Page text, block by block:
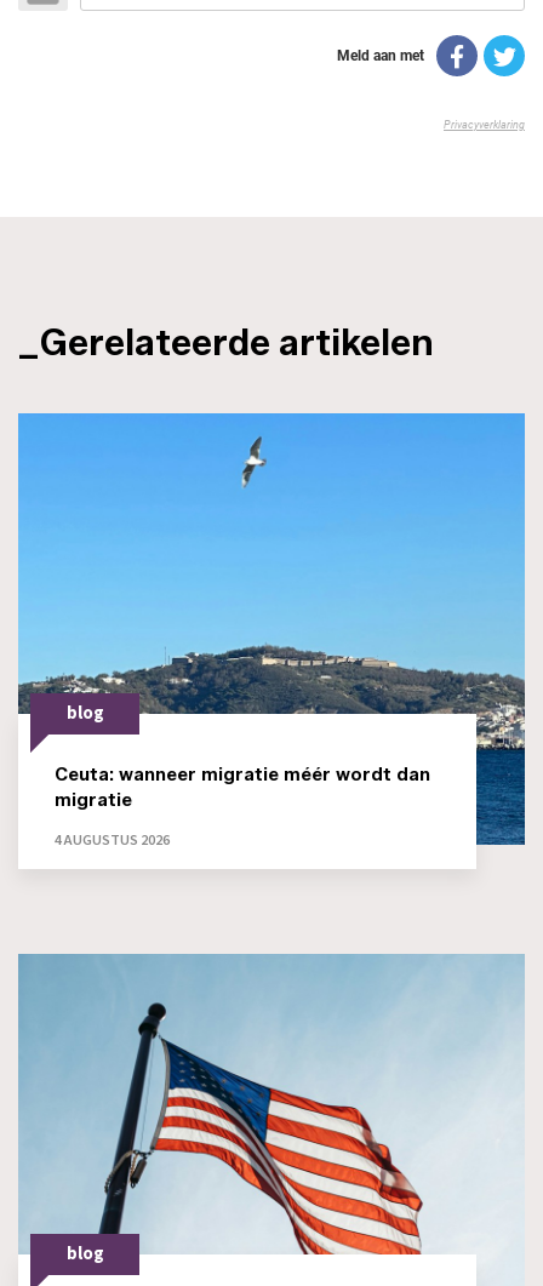
_Gerelateerde artikelen
blog
Ceuta: wanneer migratie méér wordt dan
migratie
4 AUGUSTUS 2026
blog